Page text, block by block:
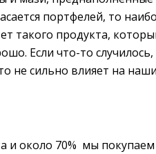
портфелей, то
такого продукта,
Если что-то случилось,
не сильно влияет на наши
и около 70% мы покупаем